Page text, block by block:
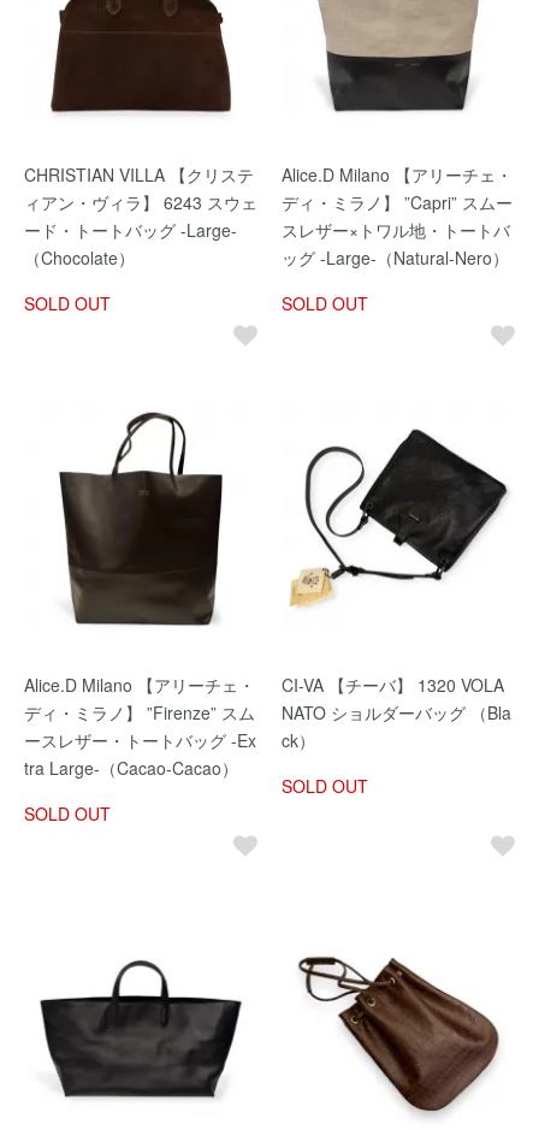
CHRISTIAN VILLA 【クリステ
ィアン・ヴィラ】 6243 スウェ
ード・トートバッグ -Large-
（Chocolate）
SOLD OUT
Alice.D Milano 【アリーチェ・
ディ・ミラノ】 ”Capri” スムー
スレザー×トワル地・トートバ
ッグ -Large-（Natural-Nero）
SOLD OUT
Alice.D Milano 【アリーチェ・
ディ・ミラノ】 ”Firenze” スム
ースレザー・トートバッグ -Ex
tra Large-（Cacao-Cacao）
SOLD OUT
CI-VA 【チーバ】 1320 VOLA
NATO ショルダーバッグ （Bla
ck）
SOLD OUT